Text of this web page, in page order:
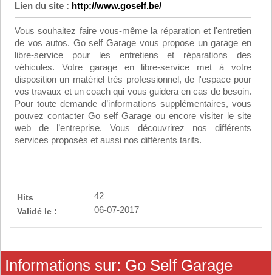
Lien du site : http://www.goself.be/
Vous souhaitez faire vous-même la réparation et l'entretien
de vos autos. Go self Garage vous propose un garage en
libre-service pour les entretiens et réparations des
véhicules. Votre garage en libre-service met à votre
disposition un matériel très professionnel, de l'espace pour
vos travaux et un coach qui vous guidera en cas de besoin.
Pour toute demande d’informations supplémentaires, vous
pouvez contacter Go self Garage ou encore visiter le site
web de l’entreprise. Vous découvrirez nos différents
services proposés et aussi nos différents tarifs.
Hits
42
Validé le :
06-07-2017
Informations sur: Go Self Garage